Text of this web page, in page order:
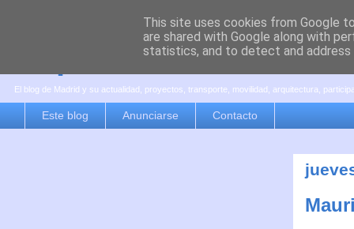
es por madrid
El blog de Madrid y su actualidad, proyectos, transporte, movilidad, arquitectura,
Este blog Anunciarse Contacto
This site uses cookies from Google
are shared with Google along with
statistics, and to detect and address